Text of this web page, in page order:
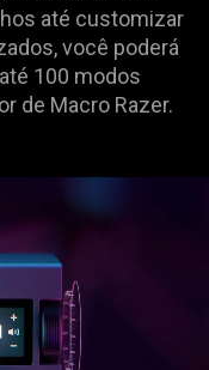
até customizar
você poderá
100 modos
de Macro Razer.